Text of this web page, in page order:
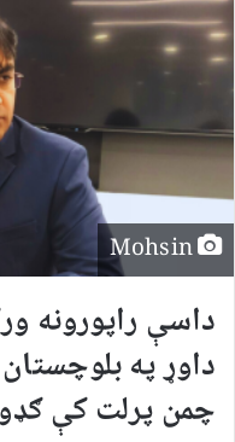
Mohsin
داسې
داوړ په
چمن پرلت کې